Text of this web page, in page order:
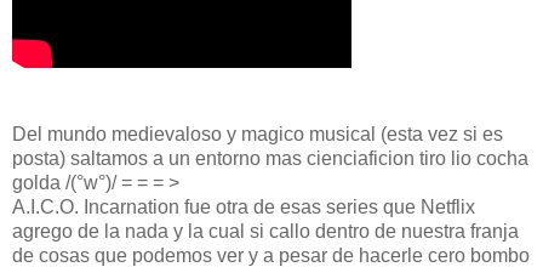
Del mundo medievaloso y magico musical (esta vez si es
posta) saltamos a un entorno mas cienciaficion tiro lio cocha
golda /(°w°)/ = = = >
A.I.C.O. Incarnation fue otra de esas series que Netflix
agrego de la nada y la cual si callo dentro de nuestra franja
de cosas que podemos ver y a pesar de hacerle cero bombo